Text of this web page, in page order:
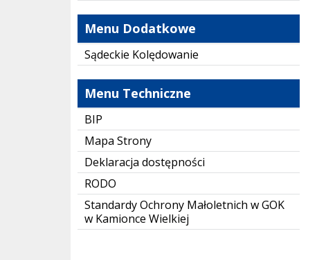
Menu Dodatkowe
Sądeckie Kolędowanie
Menu Techniczne
BIP
Mapa Strony
Deklaracja dostępności
RODO
Standardy Ochrony Małoletnich w GOK
w Kamionce Wielkiej